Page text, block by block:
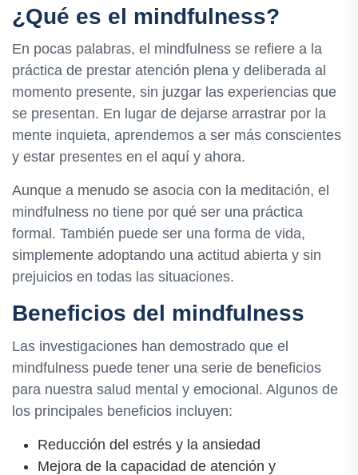
¿Qué es el mindfulness?
En pocas palabras, el mindfulness se refiere a la
práctica de prestar atención plena y deliberada al
momento presente, sin juzgar las experiencias que
se presentan. En lugar de dejarse arrastrar por la
mente inquieta, aprendemos a ser más conscientes
y estar presentes en el aquí y ahora.
Aunque a menudo se asocia con la meditación, el
mindfulness no tiene por qué ser una práctica
formal. También puede ser una forma de vida,
simplemente adoptando una actitud abierta y sin
prejuicios en todas las situaciones.
Beneficios del mindfulness
Las investigaciones han demostrado que el
mindfulness puede tener una serie de beneficios
para nuestra salud mental y emocional. Algunos de
los principales beneficios incluyen:
Reducción del estrés y la ansiedad
Mejora de la capacidad de atención y